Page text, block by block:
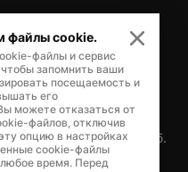
политики Ямало-
Кнунянца, д.1, каб.
файлы cookie.
файлы и сервис
запомнить ваши
посещаемость и
его
можете отказаться от
файлов, отключив
опцию в настройках
cookie-файлы
время. Перед